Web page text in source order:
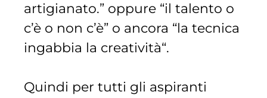
artigianato.” oppure “il talento o
c’è o non c’è” o ancora “la tecnica
ingabbia la creatività“.
Quindi per tutti gli aspiranti